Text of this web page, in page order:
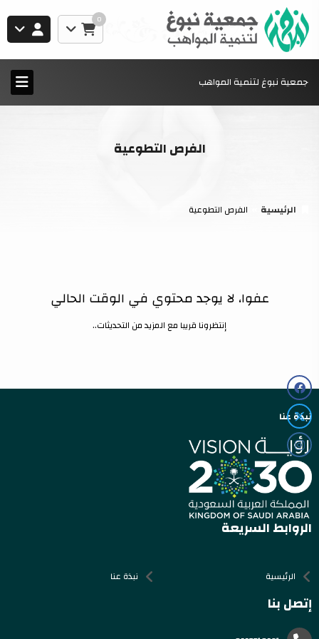
0
جمعية نبوغ لتنمية المواهب
الفرص التطوعية
الرئيسية الفرص التطوعية
عفوا، لا يوجد محتوي في الوقت الحالي
إنتظرونا قريبا مع المزيد من التحديثات..
نبذة عنا
الروابط السريعة
الرئيسية نبذة عنا
إتصل بنا